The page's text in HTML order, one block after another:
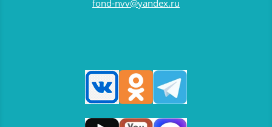
fond-nvv@yandex.ru